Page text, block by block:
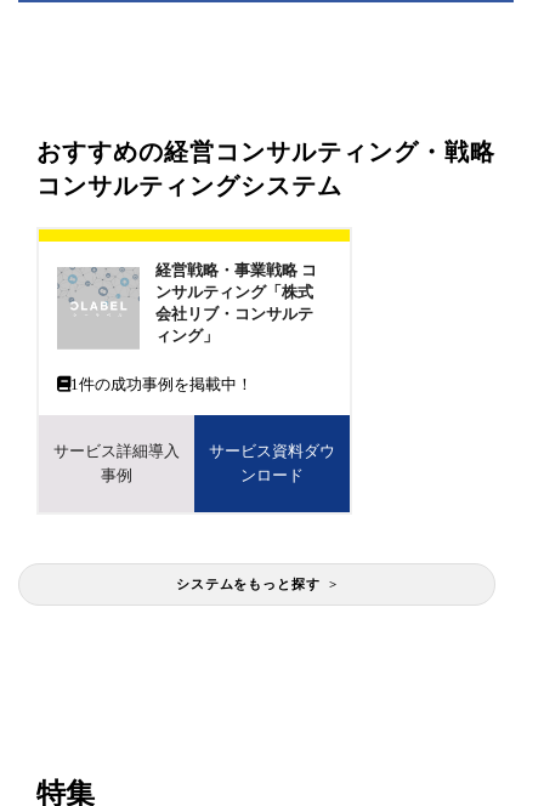
おすすめの経営コンサルティング・戦略
コンサルティングシステム
経営戦略・事業戦略 コ
ンサルティング「株式
会社リブ・コンサルテ
ィング」
1件の成功事例を掲載中！
サービス詳細導入
事例
サービス資料ダウ
ンロード
システムをもっと探す >
特集